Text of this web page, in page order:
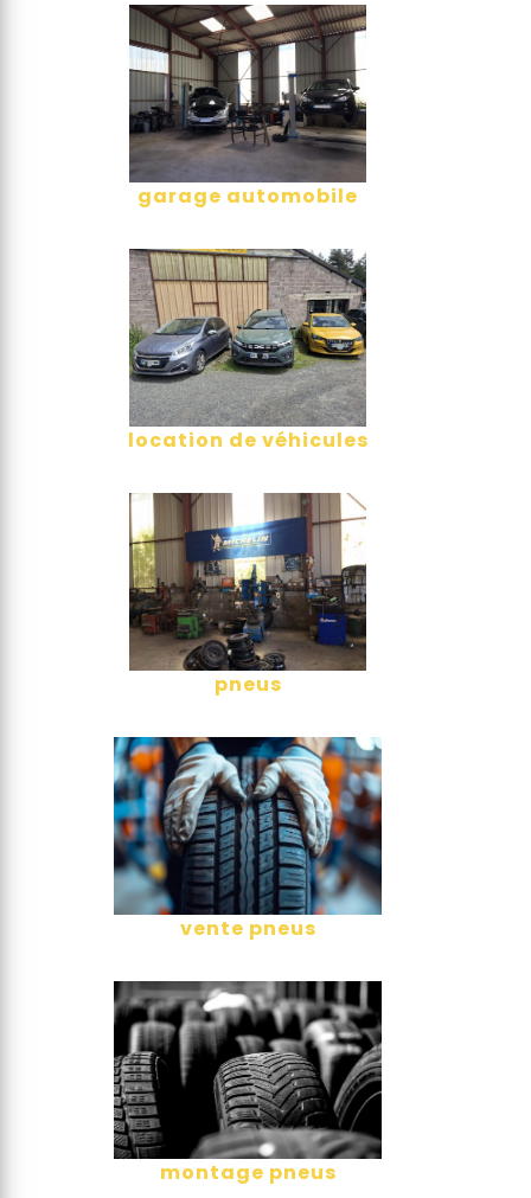
garage automobile
location de véhicules
pneus
vente pneus
montage pneus